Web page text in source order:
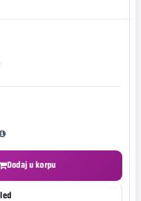
Dodaj u korpu